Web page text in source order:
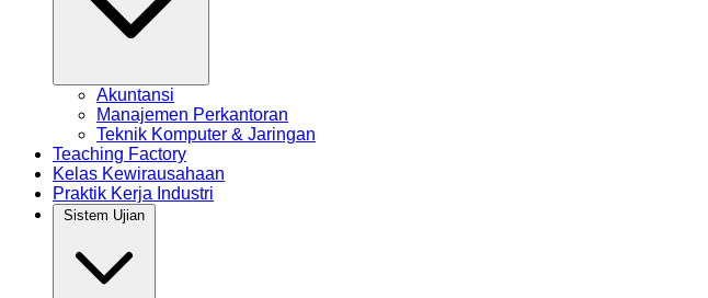
Akuntansi
Manajemen Perkantoran
Teknik Komputer & Jaringan
Teaching Factory
Kelas Kewirausahaan
Praktik Kerja Industri